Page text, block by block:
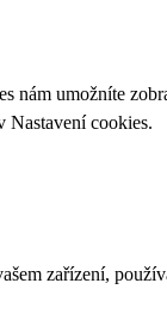
nám umožníte
Nastavení cookies.
zařízení,